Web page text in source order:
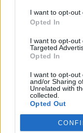
I want to opt-out
Opted In
I want to opt-
Targeted
Opted In
I want to opt-out
and/or Sharing
Unrelated with
collected.
Opted Out
pozostawiają złudzeń.
Krzysztof Jabłonowski
Dzisiaj 13:40
Reklama
Reklama